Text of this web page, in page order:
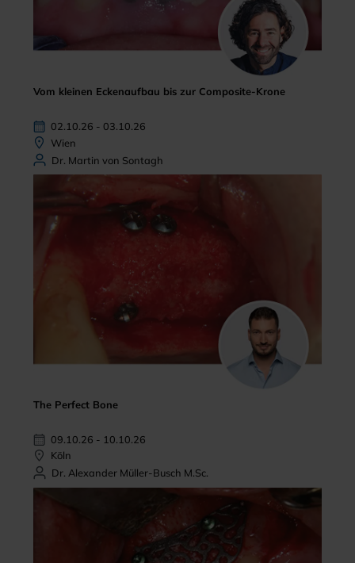
Vom kleinen Eckenaufbau bis zur Composite-Krone
02.10.26 - 03.10.26
Wien
Dr. Martin von Sontagh
The Perfect Bone
09.10.26 - 10.10.26
Köln
Dr. Alexander Müller-Busch M.Sc.